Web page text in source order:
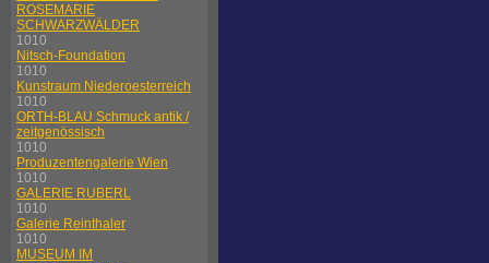
ROSEMARIE
SCHWARZWÄLDER
1010
Nitsch-Foundation
1010
Kunstraum Niederoesterreich
1010
ORTH-BLAU Schmuck antik /
zeitgenössisch
1010
Produzentengalerie Wien
1010
GALERIE RUBERL
1010
Galerie Reinthaler
1010
MUSEUM IM